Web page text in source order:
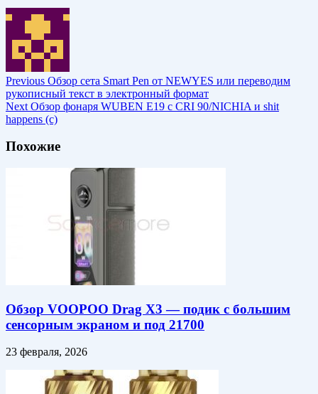
Previous Обзор сета Smart Pen от NEWYES или переводим
рукописный текст в электронный формат
Next Обзор фонаря WUBEN E19 с CRI 90/NICHIA и shit
happens (с)
Похожие
Обзор VOOPOO Drag X3 — подик с большим
сенсорным экраном и под 21700
23 февраля, 2026